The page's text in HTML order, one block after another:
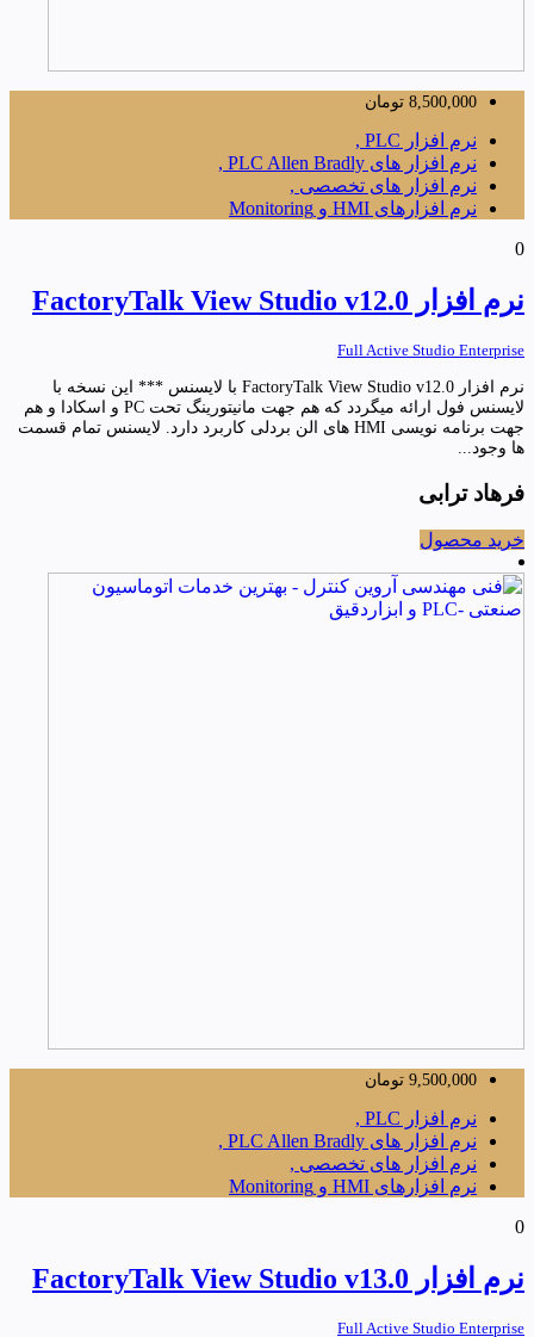
8,500,000 تومان
نرم افزار PLC ,
نرم افزار های PLC Allen Bradly ,
نرم افزار های تخصصی ,
نرم افزارهای HMI و Monitoring
0
نرم افزار FactoryTalk View Studio v12.0
Full Active Studio Enterprise
نرم افزار FactoryTalk View Studio v12.0 با لایسنس *** این نسخه با
لایسنس فول ارائه میگردد که هم جهت مانیتورینگ تحت PC و اسکادا و هم
جهت برنامه نویسی HMI های الن بردلی کاربرد دارد. لایسنس تمام قسمت
ها وجود...
فرهاد ترابی
خرید محصول
9,500,000 تومان
نرم افزار PLC ,
نرم افزار های PLC Allen Bradly ,
نرم افزار های تخصصی ,
نرم افزارهای HMI و Monitoring
0
نرم افزار FactoryTalk View Studio v13.0
Full Active Studio Enterprise